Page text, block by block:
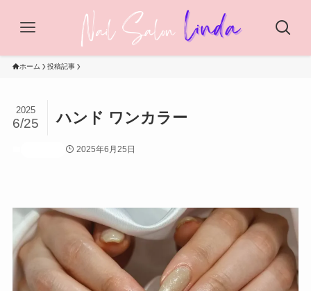
ホーム 投稿記事
ハンド ワンカラー
2025
6/25
2025年6月25日